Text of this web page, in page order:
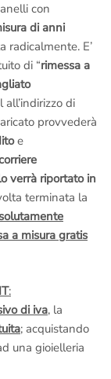
con
di anni
radicalmente. E’
di “rimessa a
di
provvederà
e
verrà riportato in
terminata la
a misura gratis
:
di iva, la
; acquistando
una gioielleria